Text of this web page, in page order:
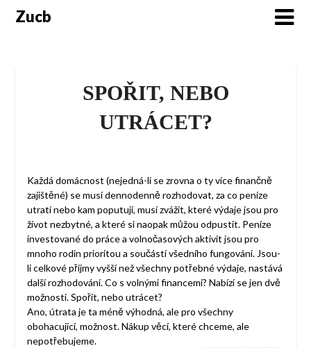
SkipZucb
SPOŘIT, NEBO
UTRÁCET?
Každá domácnost (nejedná-li se zrovna o ty více finančně
zajištěné) se musí dennodenně rozhodovat, za co peníze
utratí nebo kam poputují, musí zvážit, které výdaje jsou pro
život nezbytné, a které si naopak můžou odpustit. Peníze
investované do práce a volnočasových aktivit jsou pro
mnoho rodin prioritou a součástí všedního fungování. Jsou-
li celkové příjmy vyšší než všechny potřebné výdaje, nastává
další rozhodování. Co s volnými financemi? Nabízí se jen dvě
možnosti. Spořit, nebo utrácet?
Ano, útrata je ta méně výhodná, ale pro všechny
obohacující, možnost. Nákup věcí, které chceme, ale
nepotřebujeme.